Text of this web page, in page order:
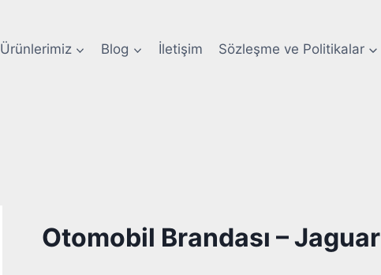
Ürünlerimiz Blog İletişim Sözleşme ve Politikalar
Otomobil Brandası – Jaguar